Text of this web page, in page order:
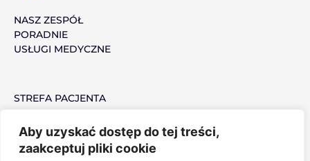
Aby uzyskać dostęp do tej treści,
zaakceptuj pliki cookie
c
e
b
o
NASZ ZESPÓŁ
PORADNIE
USŁUGI MEDYCZNE
STREFA PACJENTA
PRACUJ Z NAMI